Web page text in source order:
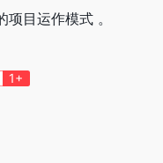
目运作模式 。
1+